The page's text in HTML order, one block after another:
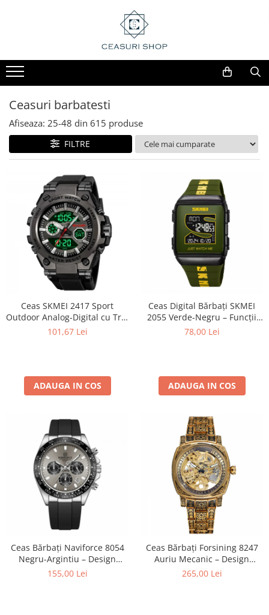
Ceasuri barbatesti
Afiseaza: 25-48 din 615 produse
FILTRE
Ceas SKMEI 2417 Sport
Outdoor Analog-Digital cu Trei
Fusuri Orare, Cronograf,
101,67 Lei
ADAUGA IN COS
Ceas Digital Bărbați SKMEI
2055 Verde-Negru – Funcții
Multiple, Afișaj LED, Design
78,00 Lei
ADAUGA IN COS
Ceas Bărbați Naviforce 8054
Negru-Argintiu – Design
Military, Funcții Multiple,
155,00 Lei
Ceas Bărbați Forsining 8247
Auriu Mecanic – Design
Luxury, Funcții Multiple,
265,00 Lei